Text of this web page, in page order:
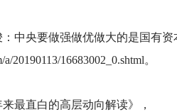
中央要做强做优做大的是国有
20190113/16683002_0.shtml。
最直白的高层动向解读》，